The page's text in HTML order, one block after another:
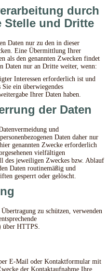
durch
Stelle und Dritte
Daten nur zu den in dieser
Eine Übermittlung Ihrer
als den genannten Zwecken findet
Daten nur an Dritte weiter, wenn:
Interessen erforderlich ist und
ein überwiegendes
Ihrer Daten haben.
der Daten
und
Daten daher nur
genannten Zwecke erforderlich
vielfältigen
des jeweiligen Zweckes bzw. Ablauf
Daten routinemäßig und
gesperrt oder gelöscht.
zu schützen, verwenden
über HTTPS.
E-Mail oder Kontaktformular mit
der Kontaktaufnahme Ihre